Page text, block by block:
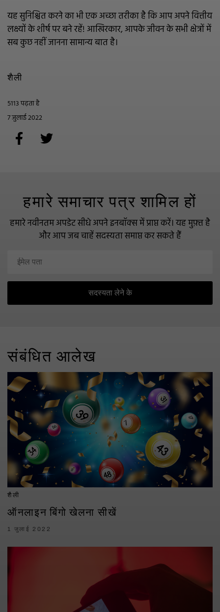
यह सुनिश्चित करने का भी एक अच्छा तरीका है कि आप अपने वित्तीय
लक्ष्यों के शीर्ष पर बने रहें! आखिरकार, आपके जीवन के सभी क्षेत्रों में
सब कुछ नहीं जानना सामान्य बात है।
शैली
5113 पढ़ता है
7 जुलाई 2022
हमारे समाचार पत्र शामिल हों
हमारे नवीनतम अपडेट सीधे अपने इनबॉक्स में प्राप्त करें।यह मुफ़्त है
और आप जब चाहें सदस्यता समाप्त कर सकते हैं
सदस्यता लेने के
संबंधित आलेख
शैली
ऑनलाइन बिंगो खेलना सीखें
1 जुलाई 2022